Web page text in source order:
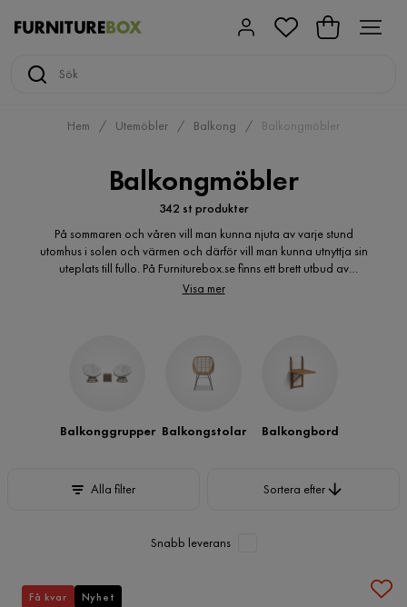
Hem Utemöbler Balkong Balkongmöbler
Balkongmöbler
342 st produkter
På sommaren och våren vill man kunna njuta av varje stund
utomhus i solen och värmen och därför vill man kunna utnyttja sin
uteplats till fullo. På Furniturebox.se finns ett brett utbud av
balkongmöbler till bra priser. Här hittar du balkongmöbler för
aluminium och mycket mer.
Visa mer
Balkonggrupper Balkongstolar Balkongbord
Alla filter Sortera efter
Snabb leverans
Få kvar Nyhet